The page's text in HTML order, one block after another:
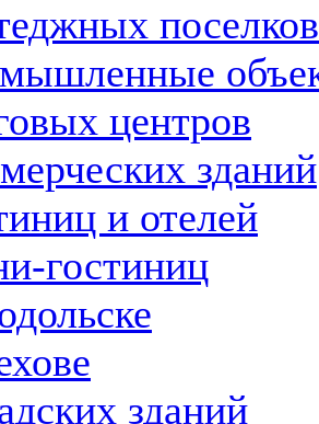
поселков
центров
зданий
и отелей
гостиниц
зданий